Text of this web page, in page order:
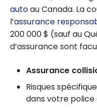
autoau Canada. La
l’assurance
200 000 $ (sauf au
d’assurance sont
Assurance
Risques
dans votre police